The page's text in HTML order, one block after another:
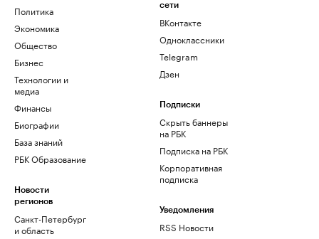
Политика
Экономика
Общество
Бизнес
Технологии и
медиа
Финансы
Биографии
База знаний
РБК Образование
Новости
регионов
Санкт-Петербург
и область
сети
ВКонтакте
Одноклассники
Telegram
Дзен
Подписки
Скрыть баннеры
на РБК
Подписка на РБК
Корпоративная
подписка
Уведомления
RSS Новости